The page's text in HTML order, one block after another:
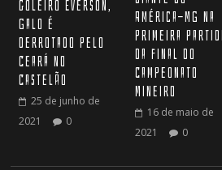
goleiro Everson,
Galo é
derrotado pelo
Ceará no
Castelão
25 de junho de
2021
0
América-MG na
primeira
da final do
Campeonato
Mineiro
16 de maio de
2021
0